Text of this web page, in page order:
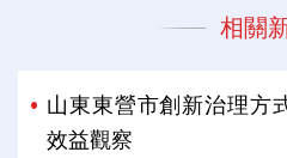
相關
山東東營市創新治理方
效益觀察